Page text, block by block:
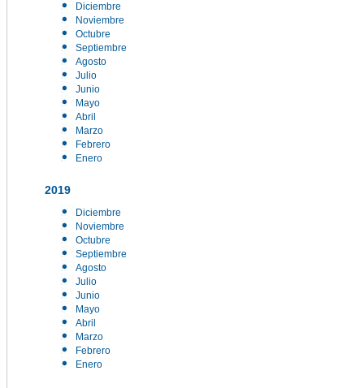
Diciembre
Noviembre
Octubre
Septiembre
Agosto
Julio
Junio
Mayo
Abril
Marzo
Febrero
Enero
2019
Diciembre
Noviembre
Octubre
Septiembre
Agosto
Julio
Junio
Mayo
Abril
Marzo
Febrero
Enero